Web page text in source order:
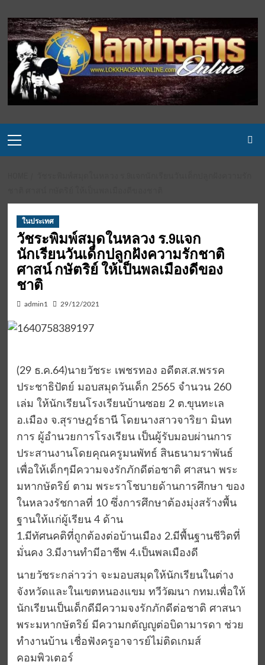
to
content
Menu
ในประเทศ
วัชระพิมพ์สมุดในหลวง ร.9แจก
นักเรียนวันเด็กปลูกฝังความรักชาติ
ศาสน์ กษัตริย์ ให้เป็นพลเมืองดีของ
ชาติ
admin1 29/12/2021
(29 ธ.ค.64)นายวัชระ เพชรทอง อดีตส.ส.พรรค
ประชาธิปัตย์ มอบสมุดวันเด็ก 2565 จำนวน 260
เล่ม ให้นักเรียนโรงเรียนบ้านซอย 2 ต.ขุนทะเล
อ.เมือง จ.สุราษฎร์ธานี โดยนางสาวจาริยา มินท
การ ผู้อำนวยการโรงเรียน เป็นผู้รับมอบผ่านการ
ประสานงานโดยคุณครูมนพัทธ์ สินธนามราพันธ์
เพื่อให้เด็กๆมีความจงรักภักดีต่อชาติ ศาสนา พระ
มหากษัตริย์ ตาม พระราโชบายด้านการศึกษา ของ
ในหลวงรัชกาลที่ 10 ซึ่งการศึกษาต้องมุ่งสร้างพื้น
ฐานให้แก่ผู้เรียน 4 ด้าน
1.มีทัศนคติที่ถูกต้องต่อบ้านเมือง 2.มีพื้นฐานชีวิตที่
มั่นคง 3.มีงานทำมีอาชีพ 4.เป็นพลเมืองดี
นายวัชระกล่าวว่า จะมอบสมุดให้นักเรียนในต่าง
จังหวัดและในเขตหนองแขม ทวีวัฒนา กทม.เพื่อให้
นักเรียนเป็นเด็กดีมีความจงรักภักดีต่อชาติ ศาสนา
พระมหากษัตริย์ มีความกตัญญูต่อบิดามารดา ช่วย
ทำงานบ้าน เชื่อฟังครูอาจารย์ไม่ติดเกมส์
คอมพิวเตอร์